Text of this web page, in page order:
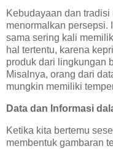
Kebudayaan dan
menormalkan persepsi.
sama sering kali
hal tertentu, karena
produk dari lingkungan
Misalnya, orang dari
mungkin memiliki
Data dan Informasi
Ketika kita bertemu
membentuk gambaran